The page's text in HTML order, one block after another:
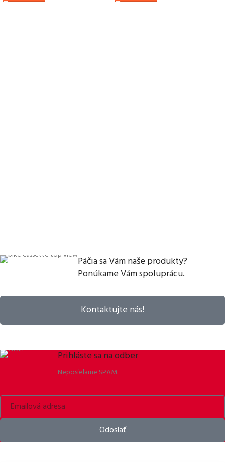
Páčia sa Vám naše produkty?
Ponúkame Vám spoluprácu.
Kontaktujte nás!
Prihláste sa na odber
Neposielame SPAM.
Odoslať